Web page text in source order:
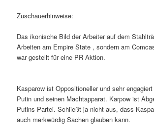
Zuschauerhinweise:
Das ikonische Bild der Arbeiter auf dem
Arbeiten am Empire State , sondern am
war gestellt für eine PR Aktion.
Kasparow ist Oppositioneller und sehr
Putin und seinen Machtapparat. Karpow ist
Putins Partei. Schließt ja nicht aus, dass
auch merkwürdig Sachen glauben kann.